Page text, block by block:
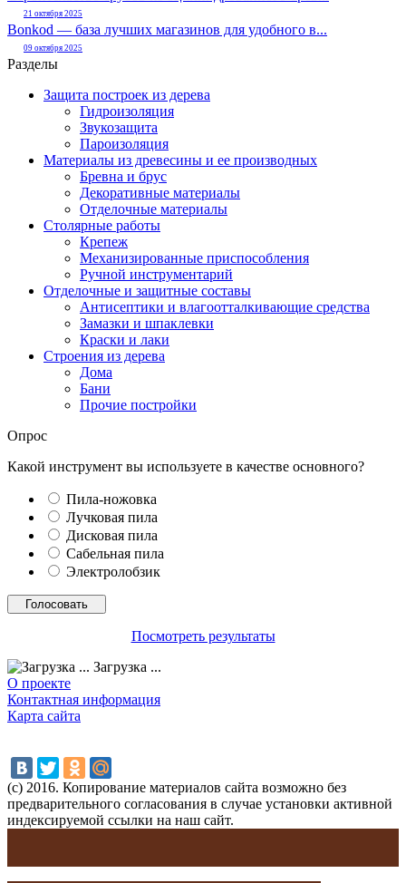
21 октября 2025
Bonkod — база лучших магазинов для удобного в...
09 октября 2025
Разделы
Защита построек из дерева
Гидроизоляция
Звукозащита
Пароизоляция
Материалы из древесины и ее производных
Бревна и брус
Декоративные материалы
Отделочные материалы
Столярные работы
Крепеж
Механизированные приспособления
Ручной инструментарий
Отделочные и защитные составы
Антисептики и влагоотталкивающие средства
Замазки и шпаклевки
Краски и лаки
Строения из дерева
Дома
Бани
Прочие постройки
Опрос
Какой инструмент вы используете в качестве основного?
Пила-ножовка
Лучковая пила
Дисковая пила
Сабельная пила
Электролобзик
Посмотреть результаты
Загрузка ...
О проекте
Контактная информация
Карта сайта
(с) 2016. Копирование материалов сайта возможно без
предварительного согласования в случае установки активной
индексируемой ссылки на наш сайт.